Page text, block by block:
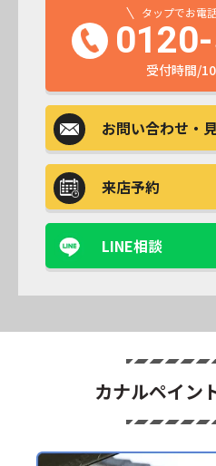
タップでお電
受付時間/
お問い合わせ ・
来店予約
LINE相談
カナルペイン